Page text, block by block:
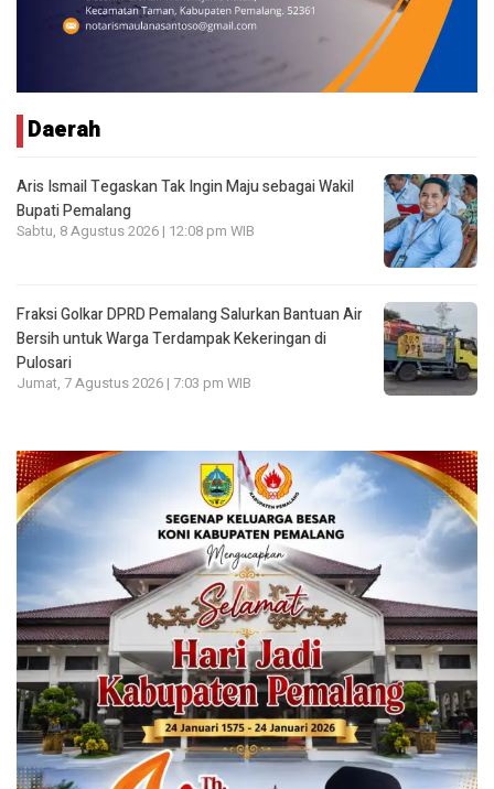
Daerah
Aris Ismail Tegaskan Tak Ingin Maju sebagai Wakil
Bupati Pemalang
Sabtu, 8 Agustus 2026 | 12:08 pm WIB
Fraksi Golkar DPRD Pemalang Salurkan Bantuan Air
Bersih untuk Warga Terdampak Kekeringan di
Pulosari
Jumat, 7 Agustus 2026 | 7:03 pm WIB